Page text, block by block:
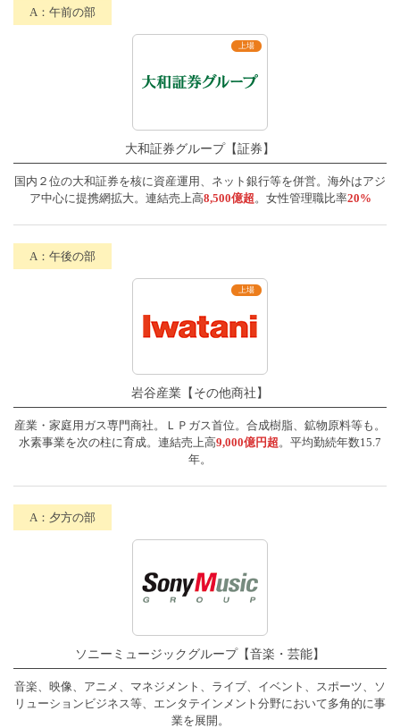
大和証券グループ【証券】
国内２位の大和証券を核に資産運用、ネット銀行等を併営。海外はアジ
ア中心に提携網拡大。連結売上高8,500億超。女性管理職比率20%
岩谷産業【その他商社】
産業・家庭用ガス専門商社。ＬＰガス首位。合成樹脂、鉱物原料等も。
水素事業を次の柱に育成。連結売上高9,000億円超。平均勤続年数15.7
年。
ソニーミュージックグループ【音楽・芸能】
音楽、映像、アニメ、マネジメント、ライブ、イベント、スポーツ、ソ
リューションビジネス等、エンタテインメント分野において多角的に事
業を展開。